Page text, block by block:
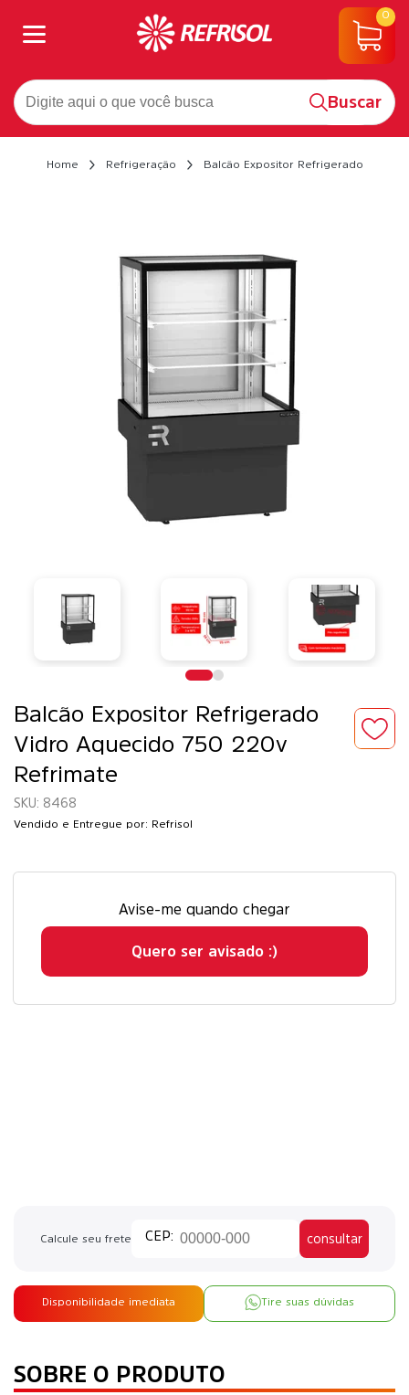
Buscar
0
Home Refrigeração Balcão Expositor Refrigerado
Balcão Expositor Refrigerado
Vidro Aquecido 750 220v
Refrimate
8468
Vendido e Entregue por: Refrisol
Avise-me quando chegar
Quero ser avisado :)
Calcule seu frete consultar
Disponibilidade imediata Tire suas dúvidas
SOBRE O PRODUTO